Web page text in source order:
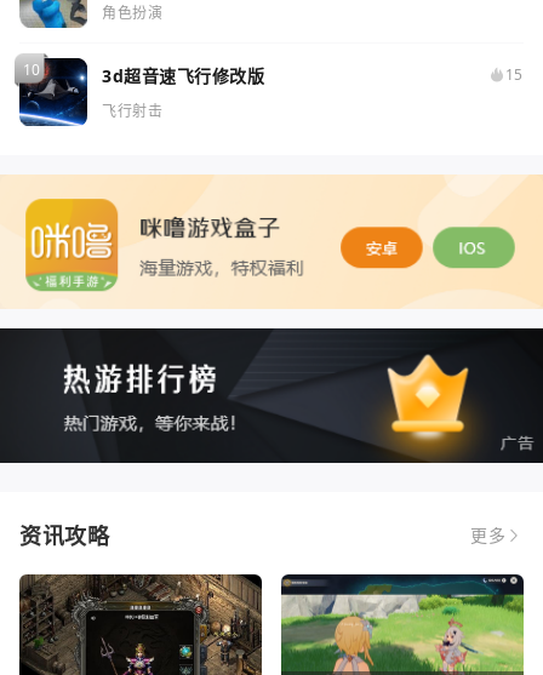
角色扮演
3d超音速飞行修改版
15
飞行射击
资讯攻略 更多